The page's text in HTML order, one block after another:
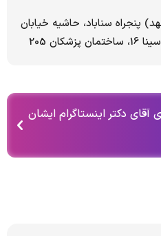
پنجراه سناباد، حاشیه خیابان
205
آقای دکتر اینستاگرام ایشان